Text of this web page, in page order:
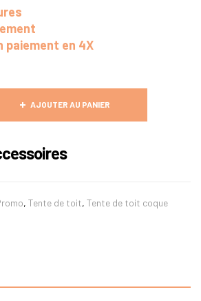
paiement en 4X
AJOUTER AU PANIER
, Tente de toit, Tente de toit coque